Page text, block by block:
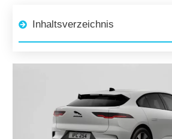
Inhaltsverzeichnis